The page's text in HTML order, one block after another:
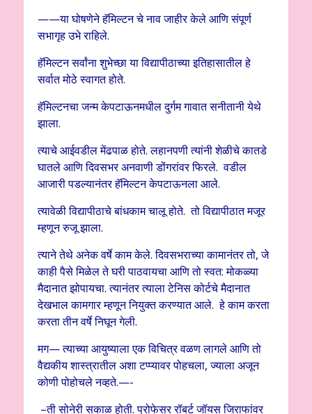
——या घोषणेने हॅमिल्टन चे नाव जाहीर केले आणि संपूर्ण
सभागृह उभे राहिले.
हॅमिल्टन सर्वांना शुभेच्छा या विद्यापीठाच्या इतिहासातील हे
सर्वात मोठे स्वागत होते.
हॅमिल्टनचा जन्म केपटाऊनमधील दुर्गम गावात सनीतानी येथे
झाला.
त्याचे आईवडील मेंढपाळ होते. लहानपणी त्यांनी शेळीचे कातडे
घातले आणि दिवसभर अनवाणी डोंगरांवर फिरले. वडील
आजारी पडल्यानंतर हॅमिल्टन केपटाऊनला आले.
त्यावेळी विद्यापीठाचे बांधकाम चालू होते. तो विद्यापीठात मजूर
म्हणून रुजू झाला.
त्याने तेथे अनेक वर्षे काम केले. दिवसभराच्या कामानंतर तो, जे
काही पैसे मिळेल ते घरी पाठवायचा आणि तो स्वत: मोकळ्या
मैदानात झोपायचा. त्यानंतर त्याला टेनिस कोर्टचे मैदानात
देखभाल कामगार म्हणून नियुक्त करण्यात आले. हे काम करता
करता तीन वर्षे निघून गेली.
मग— त्याच्या आयुष्याला एक विचित्र वळण लागले आणि तो
वैद्यकीय शास्त्रातील अशा टप्प्यावर पोहचला, ज्याला अजून
कोणी पोहोचले नव्हते.—-
–ती सोनेरी सकाळ होती. प्रोफेसर रॉबर्ट जॉयस जिराफांवर